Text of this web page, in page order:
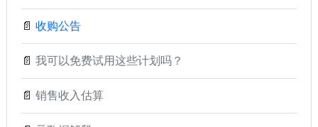
📄 收购公告
📄 我可以免费试用这些计划吗？
📄 销售收入估算